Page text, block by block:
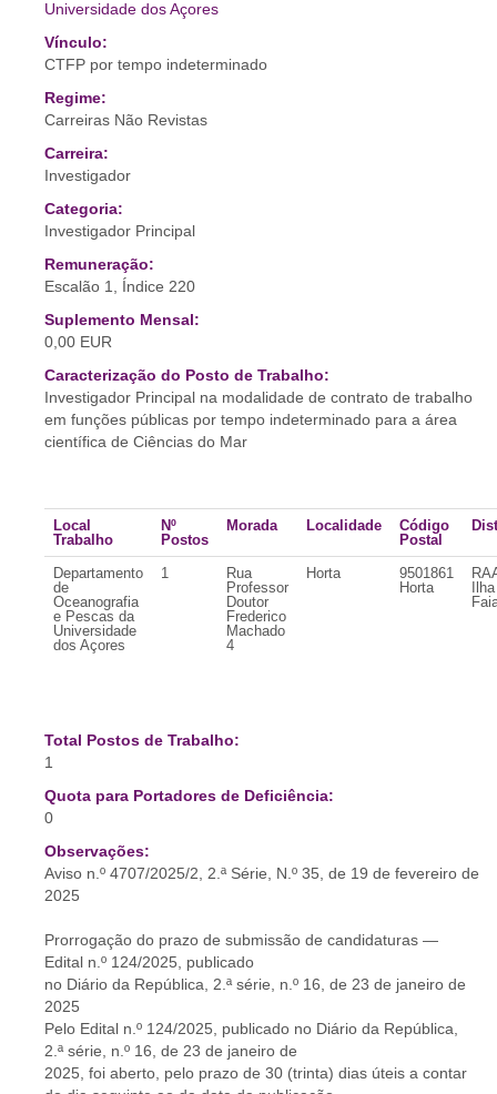
Universidade dos Açores
Vínculo:
CTFP por tempo indeterminado
Regime:
Carreiras Não Revistas
Carreira:
Investigador
Categoria:
Investigador Principal
Remuneração:
Escalão 1, Índice 220
Suplemento Mensal:
0,00 EUR
Caracterização do Posto de Trabalho:
Investigador Principal na modalidade de contrato de trabalho
em funções públicas por tempo indeterminado para a área
científica de Ciências do Mar
Local
Trabalho
Nº
Postos
Morada Localidade
Código
Postal
Departamento
de
Oceanografia
e Pescas da
Universidade
dos Açores
1
Rua
Professor
Doutor
Frederico
Machado
4
Horta
9501861
Horta
Total Postos de Trabalho:
1
Quota para Portadores de Deficiência:
0
Observações:
Aviso n.º 4707/2025/2, 2.ª Série, N.º 35, de 19 de fevereiro de
2025
Prorrogação do prazo de submissão de candidaturas —
Edital n.º 124/2025, publicado
no Diário da República, 2.ª série, n.º 16, de 23 de janeiro de
2025
Pelo Edital n.º 124/2025, publicado no Diário da República,
2.ª série, n.º 16, de 23 de janeiro de
2025, foi aberto, pelo prazo de 30 (trinta) dias úteis a contar